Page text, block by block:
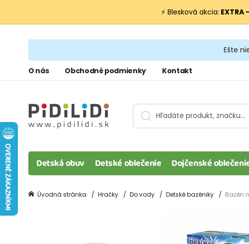
⚡ Blesková akcia: EXTRA
Ešte
O nás Obchodné podmienky Kontakt
Detská obuv Detské oblečenie Dojčenské
Úvodná stránka Hračky Do vody Detské bazéniky Bazén